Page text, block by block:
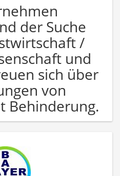
der Suche
/
und
sich über
von
Behinderung.